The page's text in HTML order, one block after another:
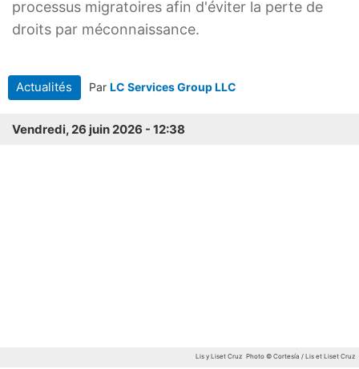
processus migratoires afin d'éviter la perte de
droits par méconnaissance.
Actualités Par LC Services Group LLC
Vendredi, 26 juin 2026 - 12:38
Lis y Liset Cruz Photo © Cortesía / Lis et Liset Cruz